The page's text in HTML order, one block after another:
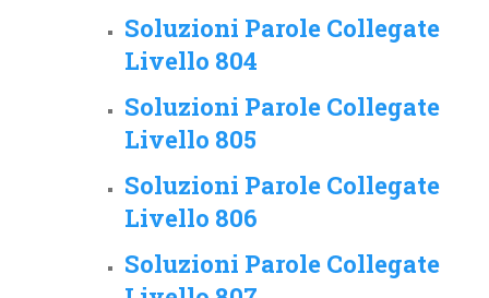
Soluzioni Parole Collegate
Livello 804
Soluzioni Parole Collegate
Livello 805
Soluzioni Parole Collegate
Livello 806
Soluzioni Parole Collegate